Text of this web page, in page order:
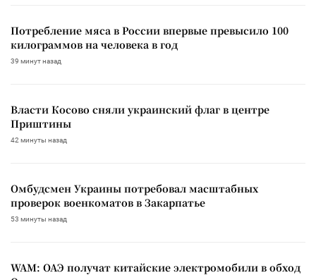
Потребление мяса в России впервые превысило 100
килограммов на человека в год
39 минут назад
Власти Косово сняли украинский флаг в центре
Приштины
42 минуты назад
Омбудсмен Украины потребовал масштабных
проверок военкоматов в Закарпатье
53 минуты назад
WAM: ОАЭ получат китайские электромобили в обход